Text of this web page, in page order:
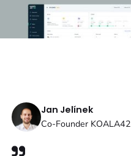
Jan Jelínek
Co-Founder KOALA42